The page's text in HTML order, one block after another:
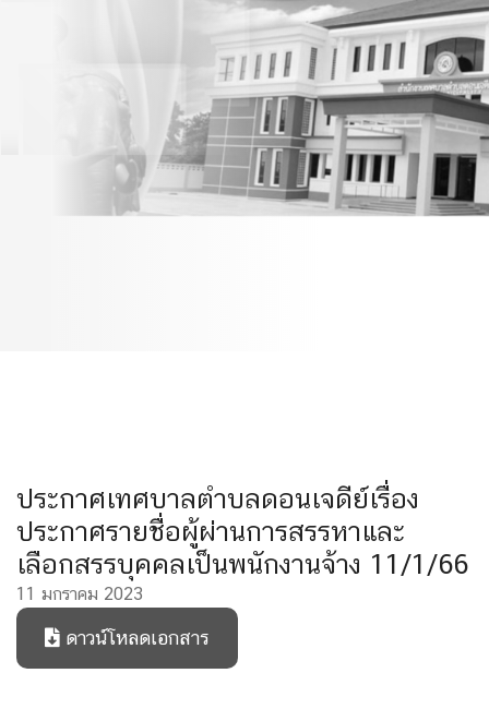
ดอนเจดีย์เรื่องประกาศราย
ชื่อผู้ผ่านการสรรหาและ
เลือกสรรบุคคลเป็นพนักงาน
จ้าง 11/1/66
ประกาศเทศบาลตำบลดอนเจดีย์เรื่อง
ประกาศรายชื่อผู้ผ่านการสรรหาและ
เลือกสรรบุคคลเป็นพนักงานจ้าง 11/1/66
11 มกราคม 2023
ดาวน์โหลดเอกสาร